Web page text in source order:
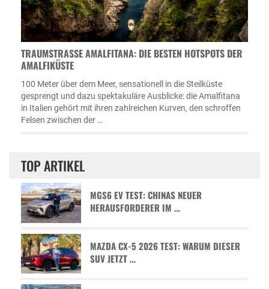
TRAUMSTRASSE AMALFITANA: DIE BESTEN HOTSPOTS DER A
MALFIKÜSTE
100 Meter über dem Meer, sensationell in die Steilküste
gesprengt und dazu spektakuläre Ausblicke: die Amalfitana
in Italien gehört mit ihren zahlreichen Kurven, den schroffen
Felsen zwischen der …
TOP ARTIKEL
MGS6 EV TEST: CHINAS NEUER
HERAUSFORDERER IM …
MAZDA CX-5 2026 TEST: WARUM DIESER
SUV JETZT …